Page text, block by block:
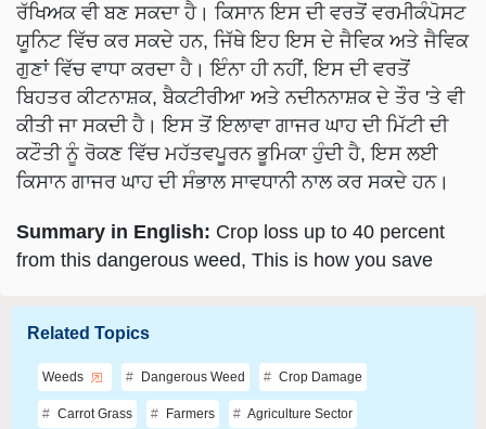
ਰੱਖਿਅਕ ਵੀ ਬਣ ਸਕਦਾ ਹੈ। ਕਿਸਾਨ ਇਸ ਦੀ ਵਰਤੋਂ ਵਰਮੀਕੰਪੋਸਟ
ਯੂਨਿਟ ਵਿੱਚ ਕਰ ਸਕਦੇ ਹਨ, ਜਿੱਥੇ ਇਹ ਇਸ ਦੇ ਜੈਵਿਕ ਅਤੇ ਜੈਵਿਕ
ਗੁਣਾਂ ਵਿੱਚ ਵਾਧਾ ਕਰਦਾ ਹੈ। ਇੰਨਾ ਹੀ ਨਹੀਂ, ਇਸ ਦੀ ਵਰਤੋਂ
ਬਿਹਤਰ ਕੀਟਨਾਸ਼ਕ, ਬੈਕਟੀਰੀਆ ਅਤੇ ਨਦੀਨਨਾਸ਼ਕ ਦੇ ਤੌਰ 'ਤੇ ਵੀ
ਕੀਤੀ ਜਾ ਸਕਦੀ ਹੈ। ਇਸ ਤੋਂ ਇਲਾਵਾ ਗਾਜਰ ਘਾਹ ਦੀ ਮਿੱਟੀ ਦੀ
ਕਟੌਤੀ ਨੂੰ ਰੋਕਣ ਵਿੱਚ ਮਹੱਤਵਪੂਰਨ ਭੂਮਿਕਾ ਹੁੰਦੀ ਹੈ, ਇਸ ਲਈ
ਕਿਸਾਨ ਗਾਜਰ ਘਾਹ ਦੀ ਸੰਭਾਲ ਸਾਵਧਾਨੀ ਨਾਲ ਕਰ ਸਕਦੇ ਹਨ।
Summary in English: Crop loss up to 40 percent
from this dangerous weed, This is how you save
Related Topics
Weeds Dangerous Weed Crop Damage
Carrot Grass Farmers Agriculture Sector